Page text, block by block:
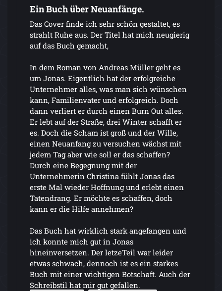
Ein Buch über Neuanfänge.
Das Cover finde ich sehr schön gestaltet, es
strahlt Ruhe aus. Der Titel hat mich neugierig
auf das Buch gemacht,
In dem Roman von Andreas Müller geht es
um Jonas. Eigentlich hat der erfolgreiche
Unternehmer alles, was man sich wünschen
kann, Familienvater und erfolgreich. Doch
dann verliert er durch einen Burn Out alles.
Er lebt auf der Straße, drei Winter schafft er
es. Doch die Scham ist groß und der Wille,
einen Neuanfang zu versuchen wächst mit
jedem Tag aber wie soll er das schaffen?
Durch eine Begegnung mit der
Unternehmerin Christina fühlt Jonas das
erste Mal wieder Hoffnung und erlebt einen
Tatendrang. Er möchte es schaffen, doch
kann er die Hilfe annehmen?
Das Buch hat wirklich stark angefangen und
ich konnte mich gut in Jonas
hineinversetzen. Der letzeTeil war leider
etwas schwach, dennoch ist es ein starkes
Buch mit einer wichtigen Botschaft. Auch der
Schreibstil hat mir gut gefallen.